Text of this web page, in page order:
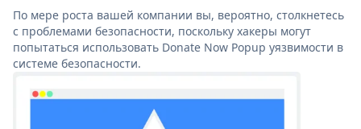
По мере роста вашей компании вы, вероятно, столкнетесь
с проблемами безопасности, поскольку хакеры могут
попытаться использовать Donate Now Popup уязвимости в
системе безопасности.